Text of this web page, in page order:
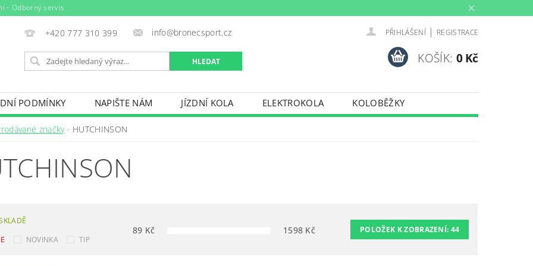
• Odborný servis
+420 777 310 399 info@bronecsport.cz PŘIHLÁŠENÍ | REGISTRACE
KOŠÍK: 0 Kč
PODMÍNKY NAPIŠTE NÁM JÍZDNÍ KOLA ELEKTROKOLA
KOLOBĚŽKY
DOPLŇKY TRETRY
BAZÉNY VÝPRODEJ
značky HUTCHINSON
NOVINKA TIP
89 Kč 1598 Kč POLOŽEK K ZOBRAZENÍ: 44